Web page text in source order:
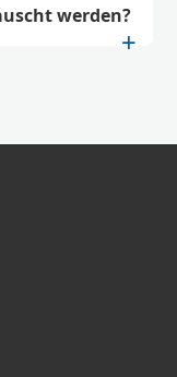
werden?